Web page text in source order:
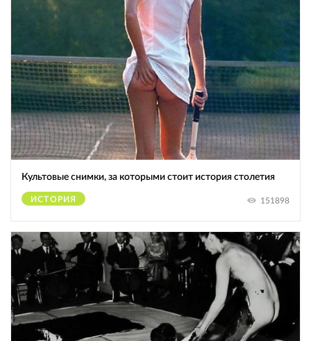
Культовые снимки, за которыми стоит история столетия
ИСТОРИЯ 151898